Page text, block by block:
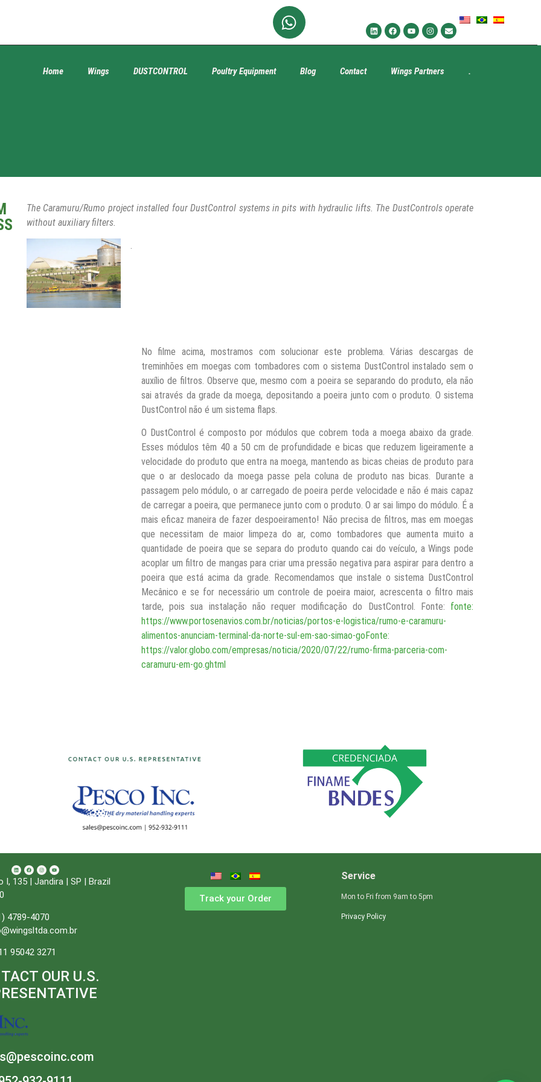
Home Wings DUSTCONTROL Poultry Equipment Blog Contact Wings Partners .
The Caramuru/Rumo project installed four DustControl systems in pits with hydraulic lifts. The DustControls operate
without auxiliary filters.
.
No filme acima, mostramos com solucionar este problema. Várias descargas de
treminhões em moegas com tombadores com o sistema DustControl instalado sem o
auxílio de filtros. Observe que, mesmo com a poeira se separando do produto, ela não
sai através da grade da moega, depositando a poeira junto com o produto. O sistema
DustControl não é um sistema flaps.
O DustControl é composto por módulos que cobrem toda a moega abaixo da grade.
Esses módulos têm 40 a 50 cm de profundidade e bicas que reduzem ligeiramente a
velocidade do produto que entra na moega, mantendo as bicas cheias de produto para
que o ar deslocado da moega passe pela coluna de produto nas bicas. Durante a
passagem pelo módulo, o ar carregado de poeira perde velocidade e não é mais capaz
de carregar a poeira, que permanece junto com o produto. O ar sai limpo do módulo. É a
mais eficaz maneira de fazer despoeiramento! Não precisa de filtros, mas em moegas
que necessitam de maior limpeza do ar, como tombadores que aumenta muito a
quantidade de poeira que se separa do produto quando cai do veículo, a Wings pode
acoplar um filtro de mangas para criar uma pressão negativa para aspirar para dentro a
poeira que está acima da grade. Recomendamos que instale o sistema DustControl
Mecânico e se for necessário um controle de poeira maior, acrescenta o filtro mais
tarde, pois sua instalação não requer modificação do DustControl. Fonte: fonte:
https://www.portosenavios.com.br/noticias/portos-e-logistica/rumo-e-caramuru-
alimentos-anunciam-terminal-da-norte-sul-em-sao-simao-goFonte:
https://valor.globo.com/empresas/noticia/2020/07/22/rumo-firma-parceria-com-
caramuru-em-go.ghtml
I, 135 | Jandira | SP | Brazil
4789-4070
95042 3271
OUR U.S.
Track your Order
Service
Mon to Fri from 9am to 5pm
Privacy Policy